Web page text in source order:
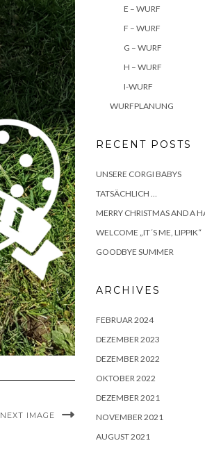
NEXT IMAGE
E – WURF
F – WURF
G – WURF
H – WURF
I-WURF
WURFPLANUNG
RECENT POSTS
UNSERE CORGI BABYS
TATSÄCHLICH …
MERRY CHRISTMAS AND A
WELCOME „IT´S ME, LIPPIK“
GOODBYE SUMMER
ARCHIVES
FEBRUAR 2024
DEZEMBER 2023
DEZEMBER 2022
OKTOBER 2022
DEZEMBER 2021
NOVEMBER 2021
AUGUST 2021